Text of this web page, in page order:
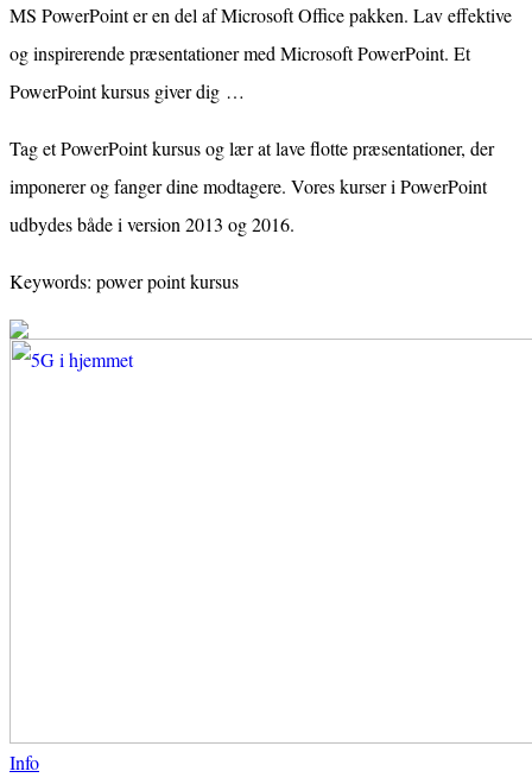
MS PowerPoint er en del af Microsoft Office pakken. Lav effektive
og inspirerende præsentationer med Microsoft PowerPoint. Et
PowerPoint kursus giver dig …
Tag et PowerPoint kursus og lær at lave flotte præsentationer, der
imponerer og fanger dine modtagere. Vores kurser i PowerPoint
udbydes både i version 2013 og 2016.
Keywords: power point kursus
Info